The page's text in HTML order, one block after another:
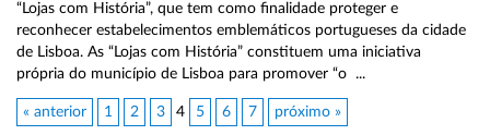
“Lojas com História”, que tem como finalidade proteger e
reconhecer estabelecimentos emblemáticos portugueses da cidade
de Lisboa. As “Lojas com História” constituem uma iniciativa
própria do município de Lisboa para promover “o ...
« anterior 1 2 3 4 5 6 7 próximo »